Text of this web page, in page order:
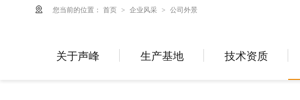
您当前的位置： 首页 > 企业风采 > 公司外景
关于声峰 生产基地 技术资质